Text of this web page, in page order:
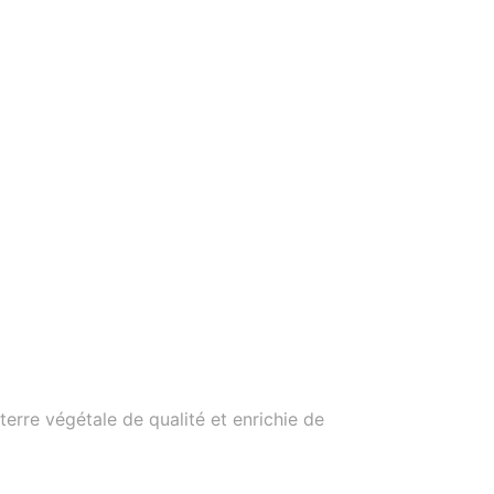
végétale de qualité et enrichie de